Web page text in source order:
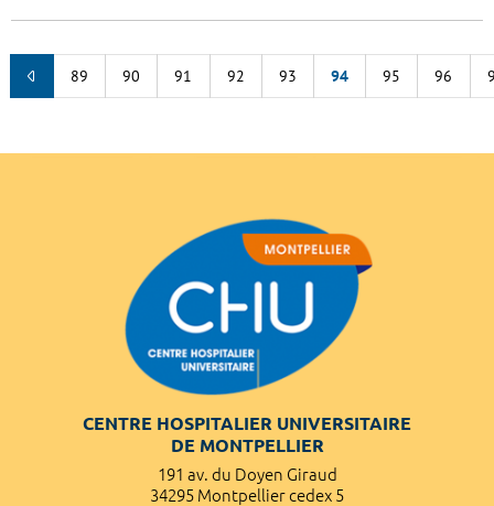
89 90 91 92 93 94 95 96
CENTRE HOSPITALIER UNIVERSITAIRE
DE MONTPELLIER
191 av. du Doyen Giraud
34295 Montpellier cedex 5